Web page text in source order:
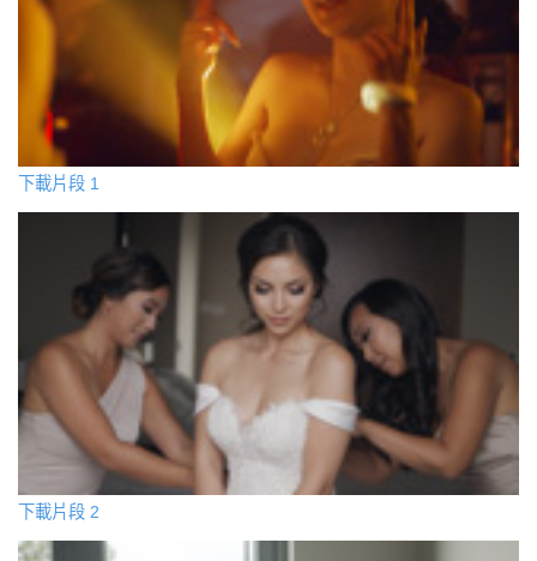
下載片段 1
下載片段 2